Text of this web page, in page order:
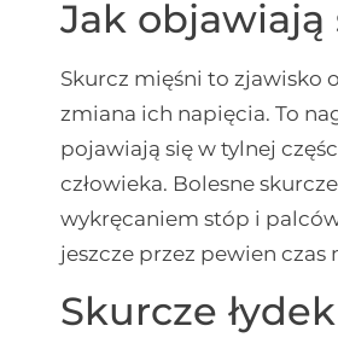
Jak objawiają
Skurcz mięśni to zjawisko
zmiana ich napięcia. To
pojawiają się w tylnej
człowieka. Bolesne
wykręcaniem stóp i
jeszcze przez pewien
Skurcze